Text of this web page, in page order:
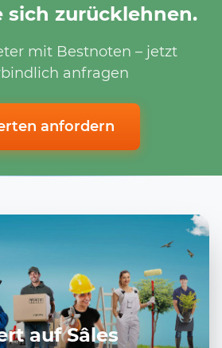
sich zurücklehnen.
mit Bestnoten – jetzt
anfragen
anfordern
auf Sâles